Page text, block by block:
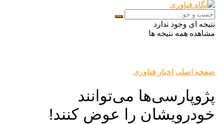
نتیجه ای وجود ندارد
مشاهده همه نتیجه ها
صفحه اصلی اخبار فناوری
پژوپارسی‌ها می‌توانند
خودرویشان را عوض کنند!